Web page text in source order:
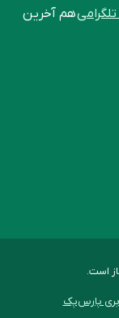
هم آخرین
است.
پارس‌پک